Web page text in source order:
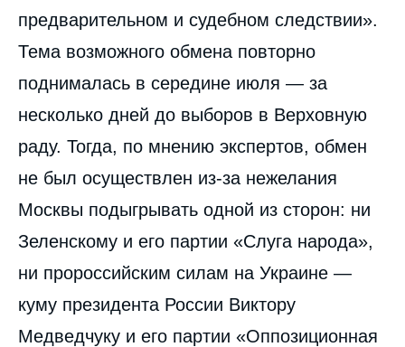
предварительном и судебном следствии».
Тема возможного обмена повторно
поднималась в середине июля — за
несколько дней до выборов в Верховную
раду. Тогда, по мнению экспертов, обмен
не был осуществлен из-за нежелания
Москвы подыгрывать одной из сторон: ни
Зеленскому и его партии «Слуга народа»,
ни пророссийским силам на Украине —
куму президента России Виктору
Медведчуку и его партии «Оппозиционная